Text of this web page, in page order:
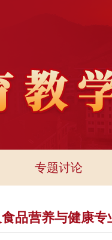
专题讨论
品营养与健康